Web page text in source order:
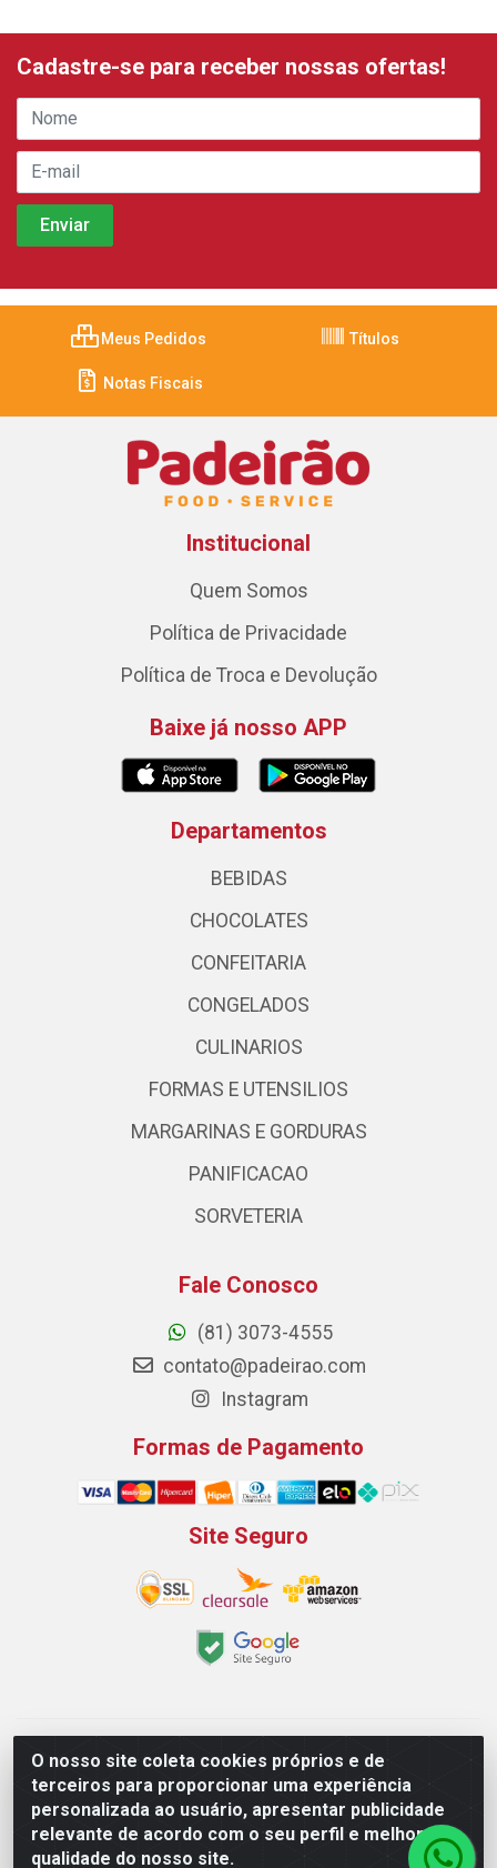
O nosso site coleta cookies próprios e de
terceiros para proporcionar uma experiência
personalizada ao usuário, apresentar publicidade
relevante de acordo com o seu perfil e melhorar a
qualidade do nosso site.
Cadastre-se para receber nossas ofertas!
Meus Pedidos Títulos
Notas Fiscais
Institucional
Quem Somos
Política de Privacidade
Política de Troca e Devolução
Baixe já nosso APP
Departamentos
BEBIDAS
CHOCOLATES
CONFEITARIA
CONGELADOS
CULINARIOS
FORMAS E UTENSILIOS
MARGARINAS E GORDURAS
PANIFICACAO
SORVETERIA
Fale Conosco
(81) 3073-4555
contato@padeirao.com
Instagram
Formas de Pagamento
Site Seguro
Padeirão Comércio de Produtos Para Panificação LTDA -
Rodovia Empresario João Santos Filho, 2425, Gp B1 Bl. 02 -
Muribeca, Jaboatão dos Guararapes/PE - CEP 54.350-100 -
CNPJ 03.042.263/0001-51